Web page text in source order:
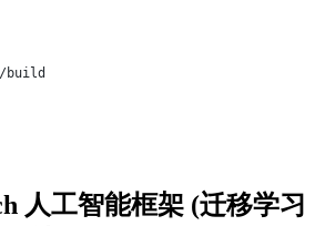
build
人工智能框架 (迁移学习